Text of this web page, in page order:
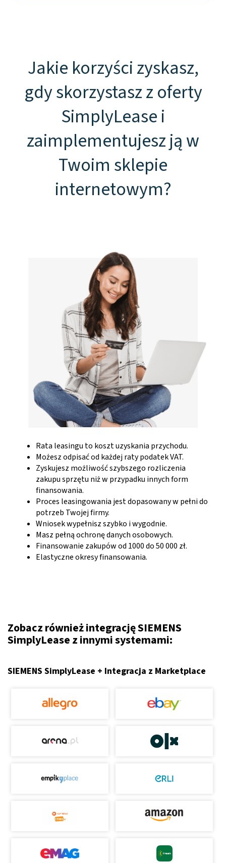
Jakie korzyści zyskasz,
gdy skorzystasz z oferty
SimplyLease i
zaimplementujesz ją w
Twoim sklepie
internetowym?
Rata leasingu to koszt uzyskania przychodu.
Możesz odpisać od każdej raty podatek VAT.
Zyskujesz możliwość szybszego rozliczenia
zakupu sprzętu niż w przypadku innych form
finansowania.
Proces leasingowania jest dopasowany w pełni do
potrzeb Twojej firmy.
Wniosek wypełnisz szybko i wygodnie.
Masz pełną ochronę danych osobowych.
Finansowanie zakupów od 1000 do 50 000 zł.
Elastyczne okresy finansowania.
Zobacz również integrację SIEMENS
SimplyLease z innymi systemami:
SIEMENS SimplyLease + Integracja z Marketplace